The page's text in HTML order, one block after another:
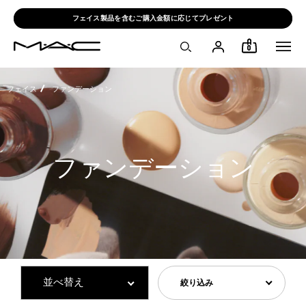
フェイス製品を含むご購入金額に応じてプレゼント
0
ファンデーション
フェイス ファンデーション
絞り込み